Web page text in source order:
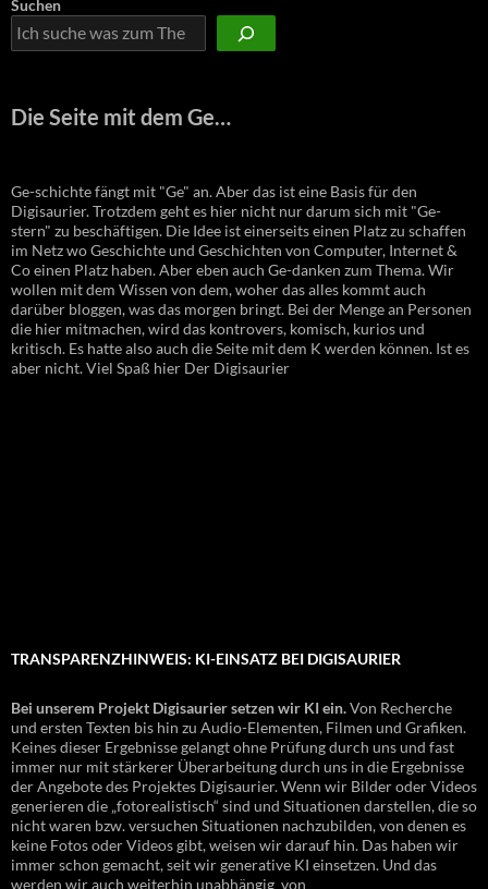
Suchen
Die Seite mit dem Ge…
Ge-schichte fängt mit "Ge" an. Aber das ist eine Basis für den
Digisaurier. Trotzdem geht es hier nicht nur darum sich mit "Ge-
stern" zu beschäftigen. Die Idee ist einerseits einen Platz zu schaffen
im Netz wo Geschichte und Geschichten von Computer, Internet &
Co einen Platz haben. Aber eben auch Ge-danken zum Thema. Wir
wollen mit dem Wissen von dem, woher das alles kommt auch
darüber bloggen, was das morgen bringt. Bei der Menge an Personen
die hier mitmachen, wird das kontrovers, komisch, kurios und
kritisch. Es hatte also auch die Seite mit dem K werden können. Ist es
aber nicht. Viel Spaß hier Der Digisaurier
TRANSPARENZHINWEIS: KI-EINSATZ BEI DIGISAURIER
Bei unserem Projekt Digisaurier setzen wir KI ein.Von Recherche
und ersten Texten bis hin zu Audio-Elementen, Filmen und Grafiken.
Keines dieser Ergebnisse gelangt ohne Prüfung durch uns und fast
immer nur mit stärkerer Überarbeitung durch uns in die Ergebnisse
der Angebote des Projektes Digisaurier. Wenn wir Bilder oder Videos
generieren die „fotorealistisch“ sind und Situationen darstellen, die so
nicht waren bzw. versuchen Situationen nachzubilden, von denen es
keine Fotos oder Videos gibt, weisen wir darauf hin. Das haben wir
immer schon gemacht, seit wir generative KI einsetzen. Und das
werden wir auch weiterhin unabhängig von